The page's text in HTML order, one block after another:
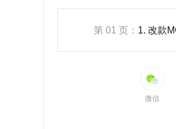
第 01 页： 1. 改款
微信